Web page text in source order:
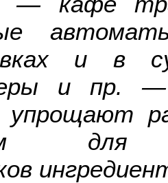
и в
и пр.
упрощают
для